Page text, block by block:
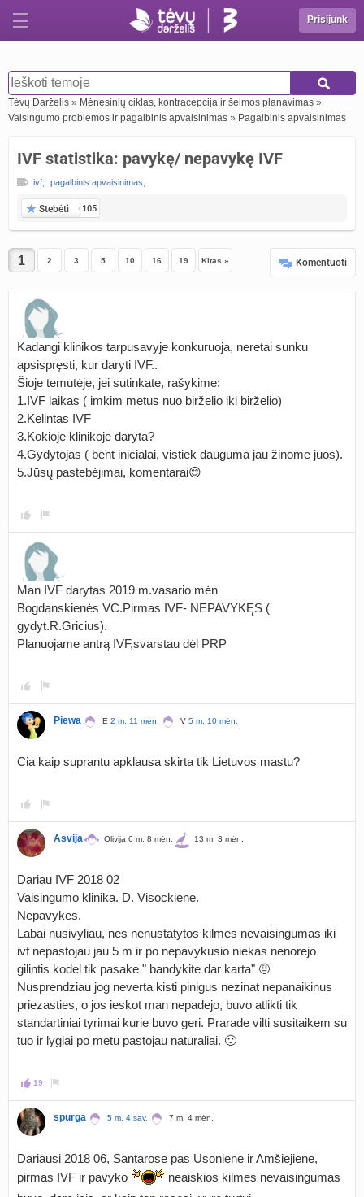
Prisijunk
Tėvų Darželis » Mėnesinių ciklas, kontracepcija ir šeimos planavimas »
Vaisingumo problemos ir pagalbinis apvaisinimas » Pagalbinis apvaisinimas
IVF statistika: pavykę/ nepavykę IVF
ivf pagalbinis apvaisinimas
Stebėti 105
2 3 5 10 16 19 Kitas » Komentuoti
Kadangi klinikos tarpusavyje konkuruoja, neretai sunku
apsispręsti, kur daryti IVF..
Šioje temutėje, jei sutinkate, rašykime:
1.IVF laikas ( imkim metus nuo birželio iki birželio)
2.Kelintas IVF
3.Kokioje klinikoje daryta?
4.Gydytojas ( bent inicialai, vistiek dauguma jau žinome juos).
5.Jūsų pastebėjimai, komentarai😊
Man IVF darytas 2019 m.vasario mėn
Bogdanskienės VC.Pirmas IVF- NEPAVYKĘS (
gydyt.R.Gricius).
Planuojame antrą IVF,svarstau dėl PRP
Piewa E 2 m. 11 mėn. V 5 m. 10 mėn.
Cia kaip suprantu apklausa skirta tik Lietuvos mastu?
Asvija Olivija 6 m. 8 mėn. 13 m. 3 mėn.
Dariau IVF 2018 02
Vaisingumo klinika. D. Visockiene.
Nepavykes.
Labai nusivyliau, nes nenustatytos kilmes nevaisingumas iki
ivf nepastojau jau 5 m ir po nepavykusio niekas nenorejo
gilintis kodel tik pasake " bandykite dar karta" 🤨
Nusprendziau jog neverta kisti pinigus nezinat nepanaikinus
priezasties, o jos ieskot man nepadejo, buvo atlikti tik
standartiniai tyrimai kurie buvo geri. Prarade vilti susitaikem su
tuo ir lygiai po metu pastojau naturaliai. 🙂
19
spurga 5 m. 4 sav. 7 m. 4 mėn.
Dariausi 2018 06, Santarose pas Usoniene ir Amšiejiene,
pirmas IVF ir pavyko
neaiskios kilmes nevaisingumas